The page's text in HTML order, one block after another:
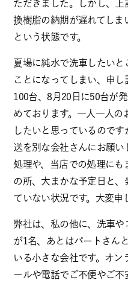
ただきました。しかし、
換樹脂の納期が遅れてしま
という状態です。
夏場に純水で洗車したいと
ことになってしまい、申し
100台、8月20日に50台が
めております。一人一人の
したいと思っているので
送を別な会社さんにお願い
処理や、当店での処理に
の所、大まかな予定日と、
ていない状況です。大変申
弊社は、私の他に、洗車や
が1名、あとはパートさん
いる小さな会社です。オン
ールや電話でご不便やご